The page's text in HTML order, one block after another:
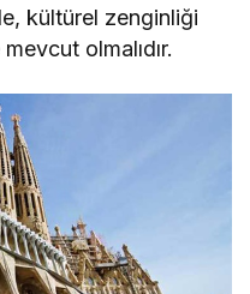
kültürel zenginliği
olmalıdır.